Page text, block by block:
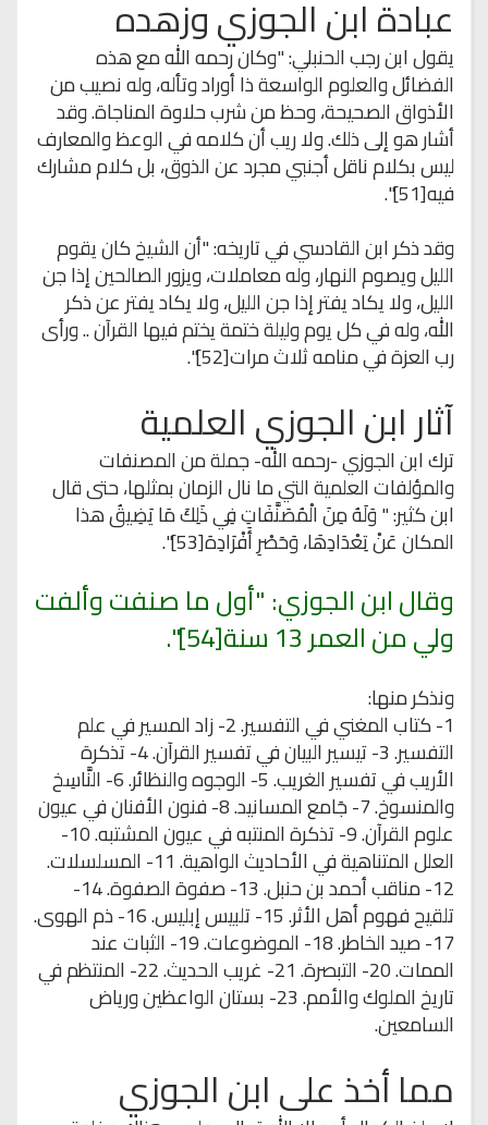
عبادة ابن الجوزي وزهده
يقول ابن رجب الحنبلي: "وكان رحمه الله مع هذه
الفضائل والعلوم الواسعة ذا أوراد وتأله، وله نصيب من
الأذواق الصحيحة، وحظ من شرب حلاوة المناجاة. وقد
أشار هو إلى ذلك. ولا ريب أن كلامه في الوعظ والمعارف
ليس بكلام ناقل أجنبي مجرد عن الذوق، بل كلام مشارك
فيه[51]".
وقد ذكر ابن القادسي في تاريخه: "أن الشيخ كان يقوم
الليل ويصوم النهار، وله معاملات، ويزور الصالحين إذا جن
الليل، ولا يكاد يفتر إذا جن الليل، ولا يكاد يفتر عن ذكر
الله، وله في كل يوم وليلة ختمة يختم فيها القرآن .. ورأى
رب العزة في منامه ثلاث مرات[52]".
آثار ابن الجوزي العلمية
ترك ابن الجوزي -رحمه الله- جملة من المصنفات
والمؤلفات العلمية التي ما نال الزمان بمثلها، حتى قال
ابن كثير: " وَلَهُ مِنَ الْمُصَنَّفَاتِ فِي ذَلِكَ مَا يَضِيقُ هذا
المكان عَنْ تِعْدَادِهَا، وَحَصْرِ أَفْرَادِهَ[53]".
وقال ابن الجوزي: "أول ما صنفت وألفت
ولي من العمر 13 سنة[54]".
ونذكر منها:
1- كتاب المغني في التفسير. 2- زاد المسير في علم
التفسير. 3- تيسير البيان في تفسير القرآن. 4- تذكرة
الأريب في تفسير الغريب. 5- الوجوه والنظائر. 6- النَّاسِخ
والمنسوخ. 7- جَامع المسانيد. 8- فنون الأفنان في عيون
علوم القرآن. 9- تذكرة المنتبه في عيون المشتبه. 10-
العلل المتناهية في الأحاديث الواهية. 11- المسلسلات.
12- مناقب أحمد بن حنبل. 13- صفوة الصفوة. 14-
تلقيح فهوم أهل الأثر. 15- تلبيس إبليس. 16- ذم الهوى.
17- صيد الخاطر. 18- الموضوعات. 19- الثبات عند
الممات. 20- التبصرة. 21- غريب الحديث. 22- المنتظم في
تاريخ الملوك والأمم. 23- بستان الواعظين ورياض
السامعين.
مما أخذ على ابن الجوزي